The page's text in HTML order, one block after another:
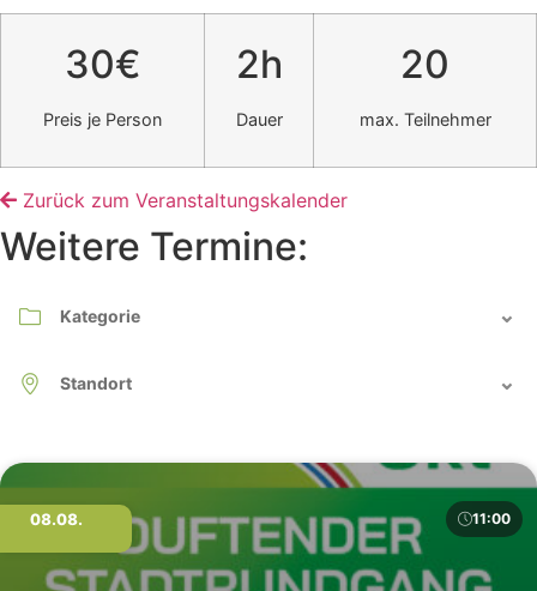
30€
Preis je Person
2h
Dauer
20
max. Teilnehmer
Zurück zum Veranstaltungskalender
Weitere Termine:
08.08. 11:00